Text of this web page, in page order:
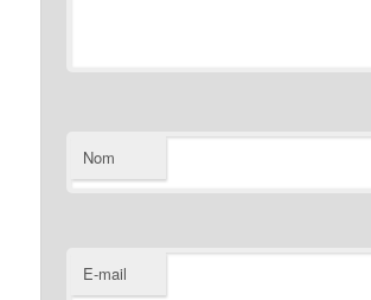
Nom
E-mail